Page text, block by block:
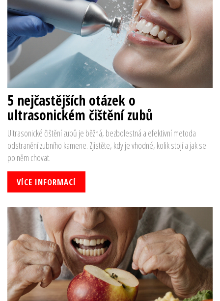
5 nejčastějších otázek o
ultrasonickém čištění zubů
Ultrasonické čištění zubů je běžná, bezbolestná a efektivní metoda
odstranění zubního kamene. Zjistěte, kdy je vhodné, kolik stojí a jak se
po něm chovat.
VÍCE INFORMACÍ